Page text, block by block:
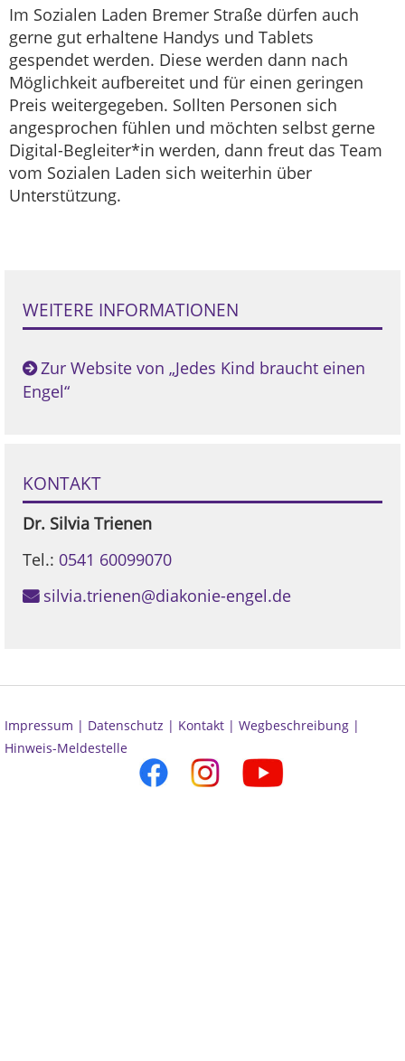
Im Sozialen Laden Bremer Straße dürfen auch
gerne gut erhaltene Handys und Tablets
gespendet werden. Diese werden dann nach
Möglichkeit aufbereitet und für einen geringen
Preis weitergegeben. Sollten Personen sich
angesprochen fühlen und möchten selbst gerne
Digital-Begleiter*in werden, dann freut das Team
vom Sozialen Laden sich weiterhin über
Unterstützung.
WEITERE INFORMATIONEN
Zur Website von „Jedes Kind braucht einen
Engel“
KONTAKT
Dr. Silvia Trienen
Tel.: 0541 60099070
silvia.trienen@diakonie-engel.de
Impressum | Datenschutz | Kontakt | Wegbeschreibung |
Hinweis-Meldestelle